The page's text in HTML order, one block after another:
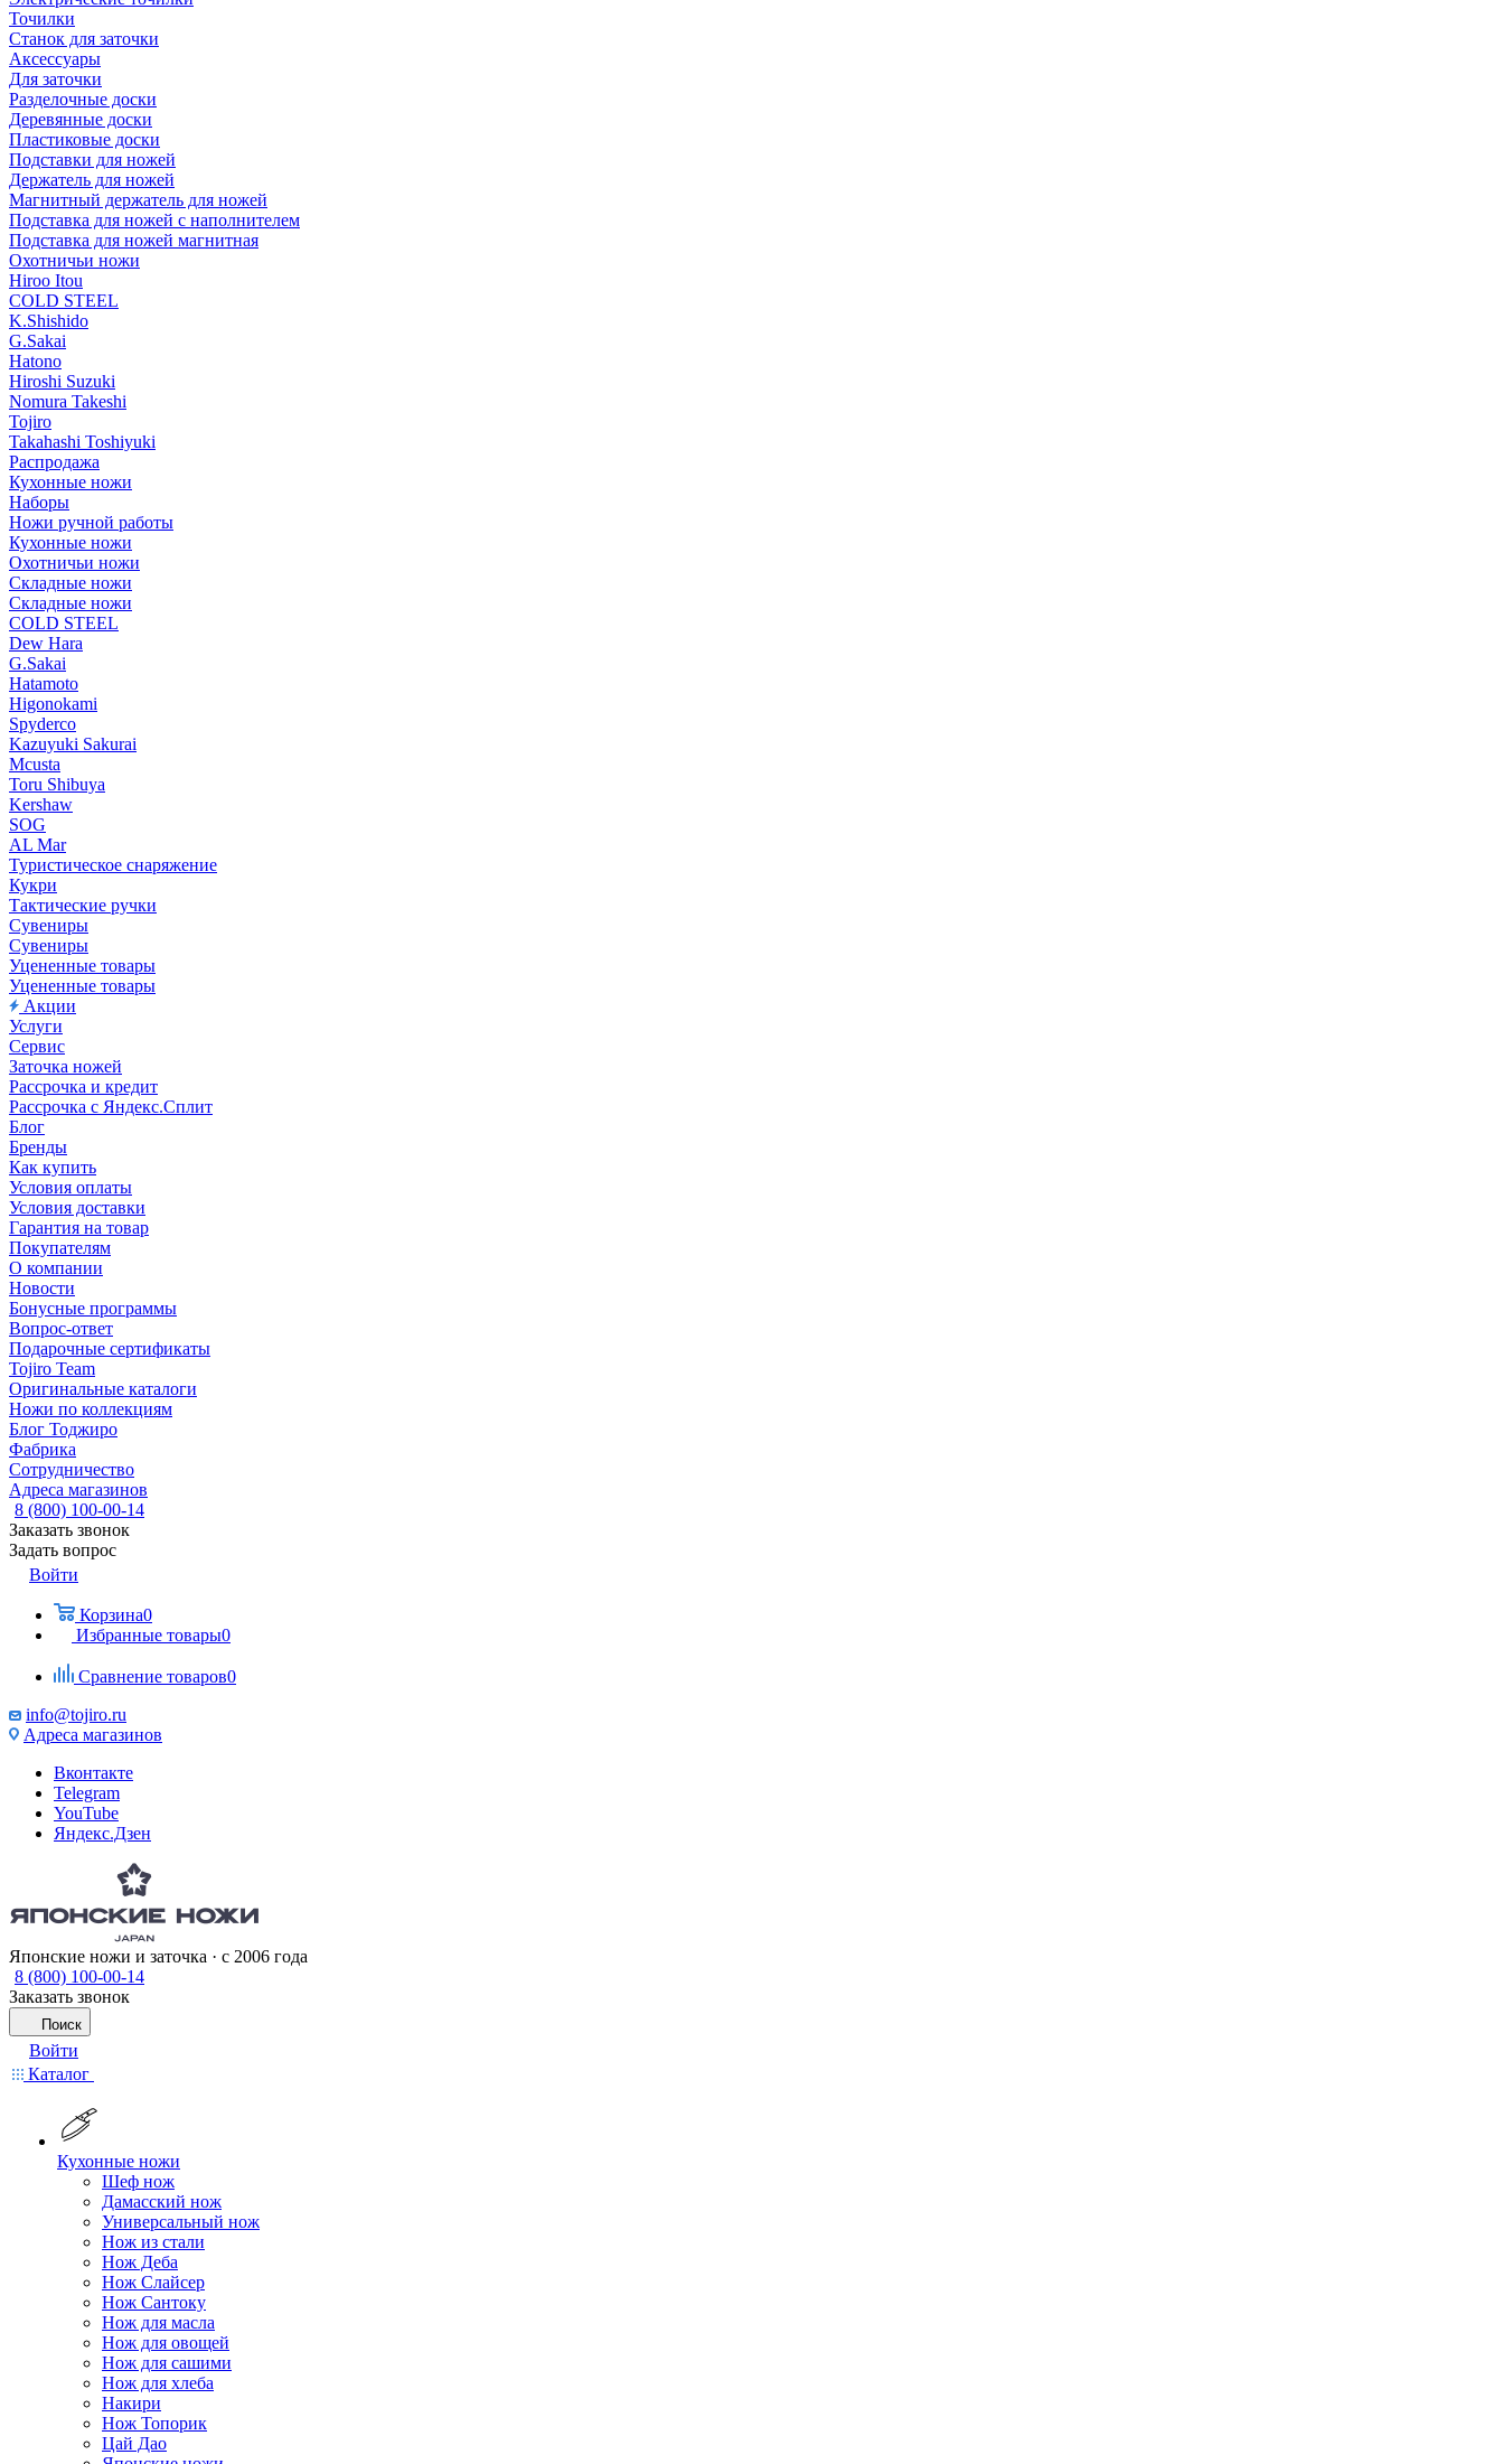
Точилки
Станок для заточки
Аксессуары
Для заточки
Разделочные доски
Деревянные доски
Пластиковые доски
Подставки для ножей
Держатель для ножей
Магнитный держатель для ножей
Подставка для ножей с наполнителем
Подставка для ножей магнитная
Охотничьи ножи
Hiroo Itou
COLD STEEL
K.Shishido
G.Sakai
Hatono
Hiroshi Suzuki
Nomura Takeshi
Tojiro
Takahashi Toshiyuki
Распродажа
Кухонные ножи
Наборы
Ножи ручной работы
Кухонные ножи
Охотничьи ножи
Складные ножи
Складные ножи
COLD STEEL
Dew Hara
G.Sakai
Hatamoto
Higonokami
Spyderco
Kazuyuki Sakurai
Mcusta
Toru Shibuya
Kershaw
SOG
AL Mar
Туристическое снаряжение
Кукри
Тактические ручки
Сувениры
Сувениры
Уцененные товары
Уцененные товары
Акции
Услуги
Сервис
Заточка ножей
Рассрочка и кредит
Рассрочка с Яндекс.Сплит
Блог
Бренды
Как купить
Условия оплаты
Условия доставки
Гарантия на товар
Покупателям
О компании
Новости
Бонусные программы
Вопрос-ответ
Подарочные сертификаты
Tojiro Team
Оригинальные каталоги
Ножи по коллекциям
Блог Тоджиро
Фабрика
Сотрудничество
Адреса магазинов
8 (800) 100-00-14
Заказать звонок
Задать вопрос
Войти
Корзина0
Избранные товары0
Сравнение товаров0
info@tojiro.ru
Адреса магазинов
Вконтакте
Telegram
YouTube
Яндекс.Дзен
Японские ножи и заточка · с 2006 года
8 (800) 100-00-14
Заказать звонок
Поиск
Войти
Каталог
Кухонные ножи
Шеф нож
Дамасский нож
Универсальный нож
Нож из стали
Нож Деба
Нож Слайсер
Нож Сантоку
Нож для масла
Нож для овощей
Нож для сашими
Нож для хлеба
Накири
Нож Топорик
Цай Дао